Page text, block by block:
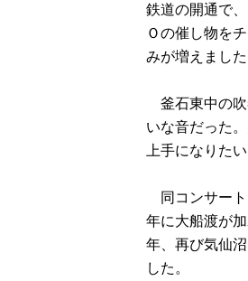
鉄道の開通で
Ｏの催し物を
みが増えまし
釜石東中の吹
いな音だった
上手になりた
同コンサート
年に大船渡が
年、再び気仙
した。